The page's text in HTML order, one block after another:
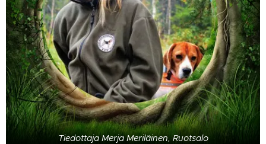
Tiedottaja Merja Meriläinen, Ruotsalo